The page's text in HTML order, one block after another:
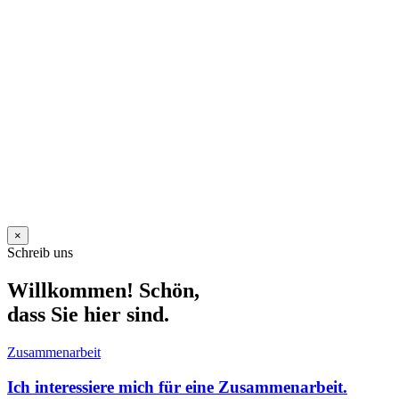
×
Schreib uns
Willkommen! Schön,
dass Sie hier sind.
Zusammenarbeit
Ich interessiere mich für eine Zusammenarbeit.